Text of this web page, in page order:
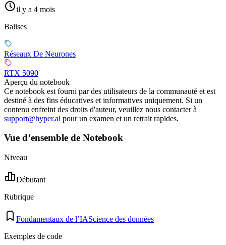
il y a 4 mois
Balises
Réseaux De Neurones
RTX 5090
Aperçu du notebook
Ce notebook est fourni par des utilisateurs de la communauté et est
destiné à des fins éducatives et informatives uniquement. Si un
contenu enfreint des droits d'auteur, veuillez nous contacter à
support@hyper.ai pour un examen et un retrait rapides.
Vue d’ensemble de Notebook
Niveau
Débutant
Rubrique
Fondamentaux de l’IAScience des données
Exemples de code